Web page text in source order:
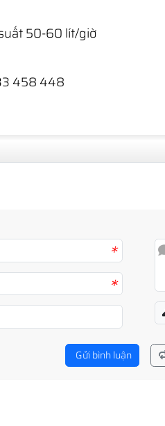
50-60 lít/giờ
458 448
*
*
Gửi bình luận